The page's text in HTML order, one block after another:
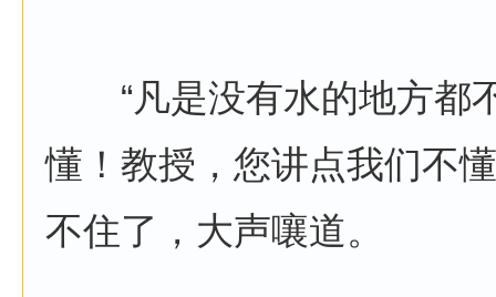
“凡是没有水的地方都
懂！教授，您讲点我们不
不住了，大声嚷道。